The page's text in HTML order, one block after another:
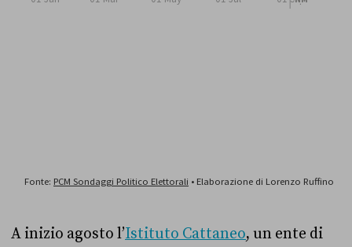
A inizio agosto l’Istituto Cattaneo, un ente di